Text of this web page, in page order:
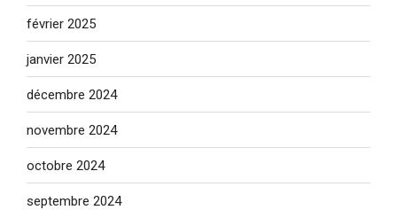
février 2025
janvier 2025
décembre 2024
novembre 2024
octobre 2024
septembre 2024